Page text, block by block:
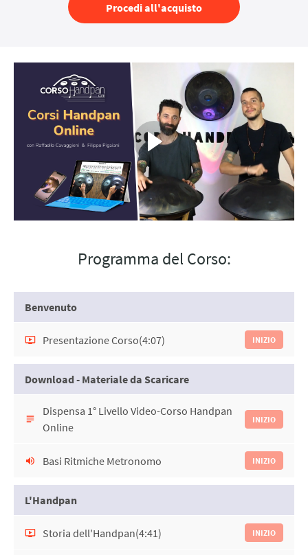
Procedi all'acquisto
Programma del Corso:
Benvenuto
Presentazione Corso(4:07) INIZIO
Download - Materiale da Scaricare
Dispensa 1° Livello Video-Corso Handpan
Online
INIZIO
Basi Ritmiche Metronomo INIZIO
L'Handpan
Storia dell'Handpan(4:41) INIZIO